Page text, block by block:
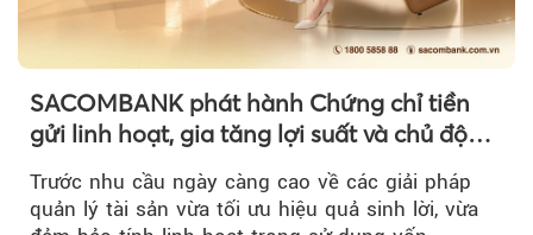
SACOMBANK phát hành Chứng chỉ tiền
gửi linh hoạt, gia tăng lợi suất và chủ động
Trước nhu cầu ngày càng cao về các giải pháp
quản lý tài sản vừa tối ưu hiệu quả sinh lời, vừa